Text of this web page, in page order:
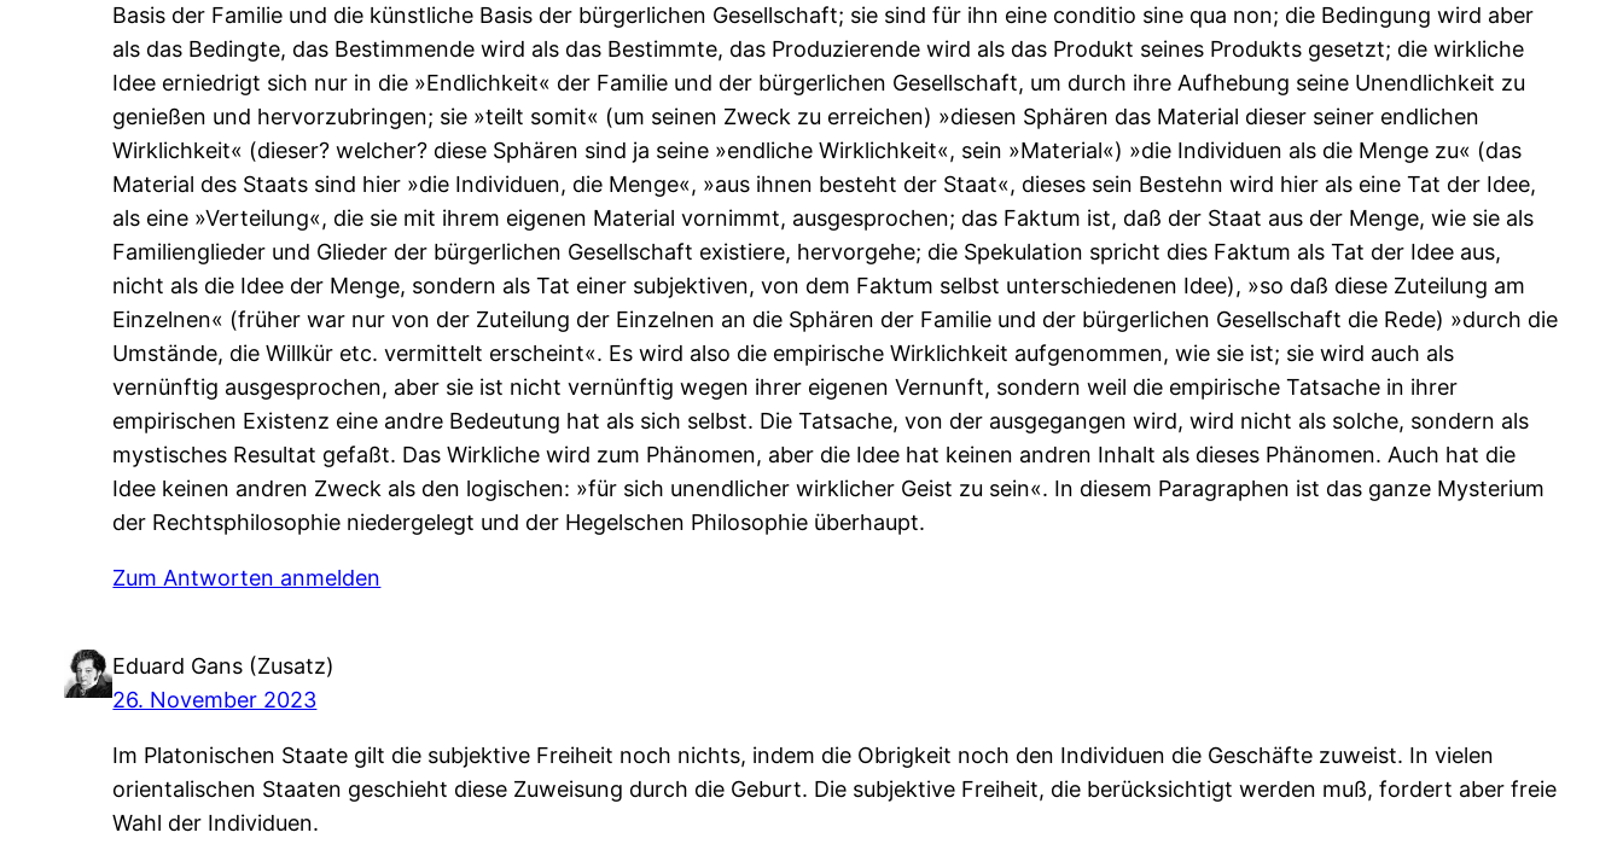
Basis der Familie und die künstliche Basis der bürgerlichen Gesellschaft; sie sind für ihn eine conditio sine qua non; die Bedingung wird aber
als das Bedingte, das Bestimmende wird als das Bestimmte, das Produzierende wird als das Produkt seines Produkts gesetzt; die wirkliche
Idee erniedrigt sich nur in die »Endlichkeit« der Familie und der bürgerlichen Gesellschaft, um durch ihre Aufhebung seine Unendlichkeit zu
genießen und hervorzubringen; sie »teilt somit« (um seinen Zweck zu erreichen) »diesen Sphären das Material dieser seiner endlichen
Wirklichkeit« (dieser? welcher? diese Sphären sind ja seine »endliche Wirklichkeit«, sein »Material«) »die Individuen als die Menge zu« (das
Material des Staats sind hier »die Individuen, die Menge«, »aus ihnen besteht der Staat«, dieses sein Bestehn wird hier als eine Tat der Idee,
als eine »Verteilung«, die sie mit ihrem eigenen Material vornimmt, ausgesprochen; das Faktum ist, daß der Staat aus der Menge, wie sie als
Familienglieder und Glieder der bürgerlichen Gesellschaft existiere, hervorgehe; die Spekulation spricht dies Faktum als Tat der Idee aus,
nicht als die Idee der Menge, sondern als Tat einer subjektiven, von dem Faktum selbst unterschiedenen Idee), »so daß diese Zuteilung am
Einzelnen« (früher war nur von der Zuteilung der Einzelnen an die Sphären der Familie und der bürgerlichen Gesellschaft die Rede) »durch die
Umstände, die Willkür etc. vermittelt erscheint«. Es wird also die empirische Wirklichkeit aufgenommen, wie sie ist; sie wird auch als
vernünftig ausgesprochen, aber sie ist nicht vernünftig wegen ihrer eigenen Vernunft, sondern weil die empirische Tatsache in ihrer
empirischen Existenz eine andre Bedeutung hat als sich selbst. Die Tatsache, von der ausgegangen wird, wird nicht als solche, sondern als
mystisches Resultat gefaßt. Das Wirkliche wird zum Phänomen, aber die Idee hat keinen andren Inhalt als dieses Phänomen. Auch hat die
Idee keinen andren Zweck als den logischen: »für sich unendlicher wirklicher Geist zu sein«. In diesem Paragraphen ist das ganze Mysterium
der Rechtsphilosophie niedergelegt und der Hegelschen Philosophie überhaupt.
Zum Antworten anmelden
Eduard Gans (Zusatz)
26. November 2023
Im Platonischen Staate gilt die subjektive Freiheit noch nichts, indem die Obrigkeit noch den Individuen die Geschäfte zuweist. In vielen
orientalischen Staaten geschieht diese Zuweisung durch die Geburt. Die subjektive Freiheit, die berücksichtigt werden muß, fordert aber freie
Wahl der Individuen.